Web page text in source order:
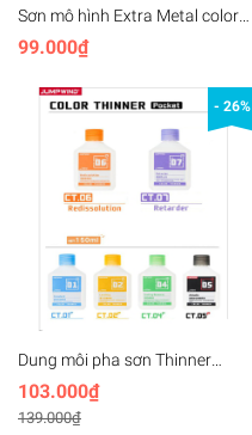
Sơn mô hình Extra Metal color
EM01-EM16 gold silver iron
Metallic lacquer - Jumpwind
99.000₫
- 26%
Dung môi pha sơn Thinner
lacquer Jumpwind CT01P
CT02P CT05P 150ml
103.000₫
139.000₫